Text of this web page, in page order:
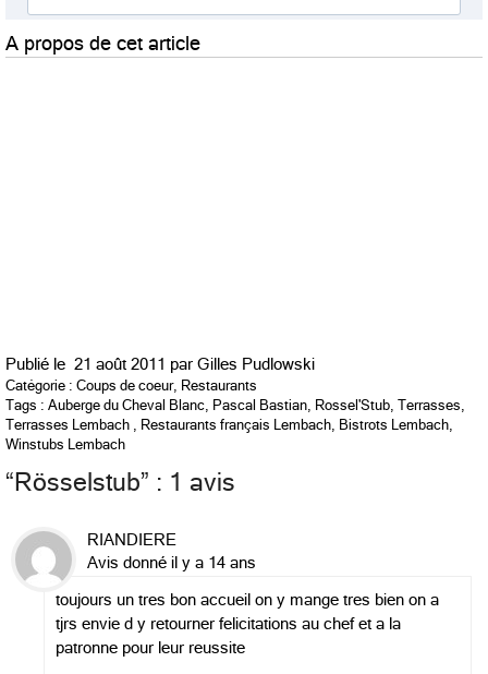
A propos de cet article
Publié le 21 août 2011 par Gilles Pudlowski
Catégorie : Coups de coeur, Restaurants
Tags : Auberge du Cheval Blanc, Pascal Bastian, Rossel'Stub, Terrasses,
Terrasses Lembach , Restaurants français Lembach, Bistrots Lembach,
Winstubs Lembach
“ Rösselstub” : 1 avis
RIANDIERE
Avis donné il y a 14 ans
toujours un tres bon accueil on y mange tres bien on a
tjrs envie d y retourner felicitations au chef et a la
patronne pour leur reussite